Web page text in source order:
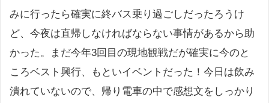
みに行ったら確実に終バス乗り過ごしだったろうけ
ど、今夜は直帰しなければならない事情があるから助
かった。まだ今年3回目の現地観戦だが確実に今のと
ころベスト興行、もといイベントだった！今日は飲み
潰れていないので、帰り電車の中で感想文をしっかり